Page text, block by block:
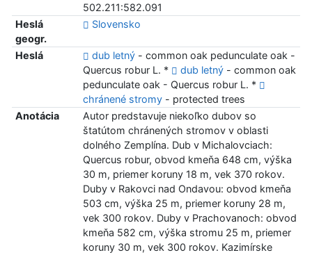
502.211:582.091
Heslá
geogr.
Slovensko
Heslá dub letný- common oak pedunculate oak -
Quercus robur L. *
dub letný- common oak
pedunculate oak - Quercus robur L. *
chránené stromy- protected trees
Anotácia
Autor predstavuje niekoľko dubov so
štatútom chránených stromov v oblasti
dolného Zemplína. Dub v Michalovciach:
Quercus robur, obvod kmeňa 648 cm, výška
30 m, priemer koruny 18 m, vek 370 rokov.
Duby v Rakovci nad Ondavou: obvod kmeňa
503 cm, výška 25 m, priemer koruny 28 m,
vek 300 rokov. Duby v Prachovanoch: obvod
kmeňa 582 cm, výška stromu 25 m, priemer
koruny 30 m, vek 300 rokov. Kazimírske